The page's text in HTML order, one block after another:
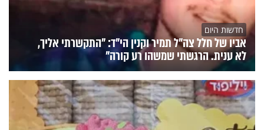
חדשות היום
אביו של חלל צה"ל תמיר וקנין הי"ד: "התקשרתי אליך,
לא ענית. הרגשתי שמשהו רע קורה"